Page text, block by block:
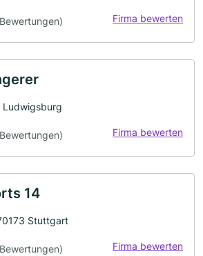
Firma bewerten
Ludwigsburg
Firma bewerten
14
Stuttgart
Firma bewerten